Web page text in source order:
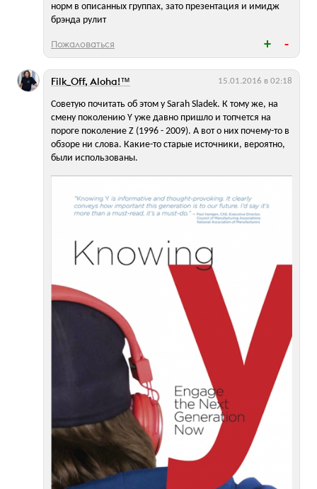
норм в описанных группах, зато презентация и имидж
брэнда рулит
Пожаловаться
Советую почитать об этом у Sarah Sladek. К тому же, на
смену поколению Y уже давно пришло и топчется на
пороге поколение Z (1996 - 2009). А вот о них почему-то в
обзоре ни слова. Какие-то старые источники, вероятно,
были использованы.
Filk_Off, Aloha!™ 15.01.2016 в 02:18